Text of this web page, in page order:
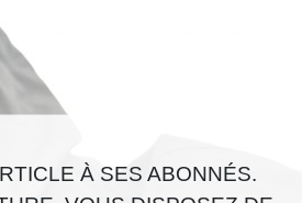
À SES ABONNÉS.